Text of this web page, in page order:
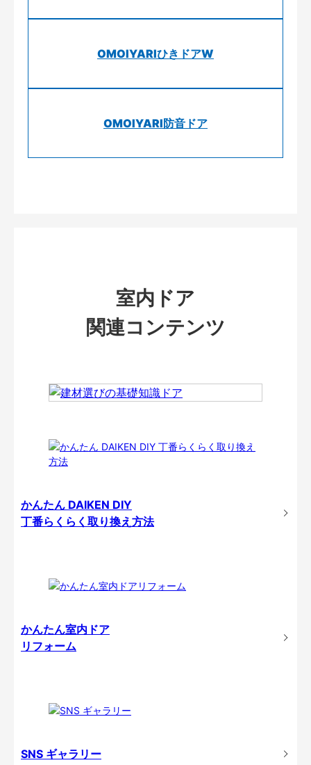
OMOIYARIひきドアW
OMOIYARI防音ドア
室内ドア
関連コンテンツ
かんたん DAIKEN DIY
丁番らくらく取り換え方法
かんたん室内ドア
リフォーム
SNS ギャラリー